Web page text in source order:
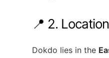
📍 2.
Dokdo lies in the